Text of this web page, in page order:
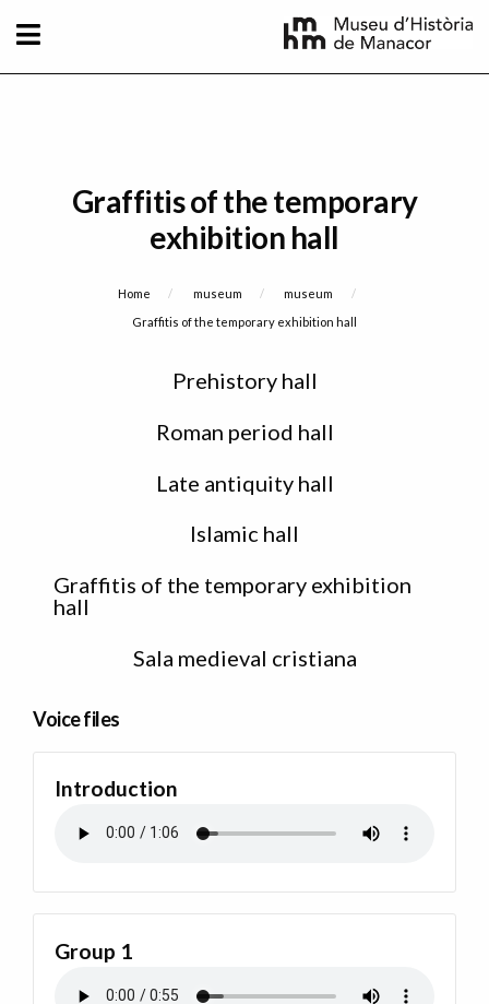
Graffitis of the temporary
exhibition hall
Breadcrumb
Home museum
museum
Current:
Graffitis of the temporary exhibition hall
Prehistory hall
Roman period hall
Late antiquity hall
Islamic hall
Graffitis of the temporary exhibition
hall
Sala medieval cristiana
Voice files
Introduction
Group 1